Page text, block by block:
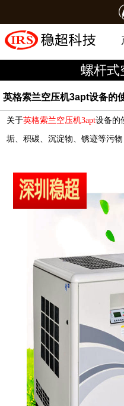
螺杆式
英格索兰空压机3apt设备的
关于英格索兰空压机3apt设备的
垢、积碳、沉淀物、锈迹等污